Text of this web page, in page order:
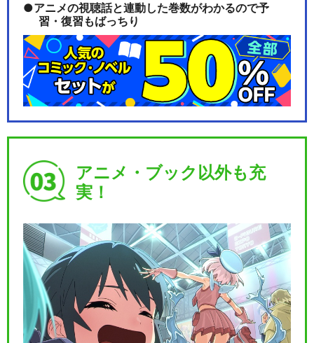
アニメの視聴話と連動した巻数がわかるので予
習・復習もばっちり
アニメ・ブック以外も充
実！